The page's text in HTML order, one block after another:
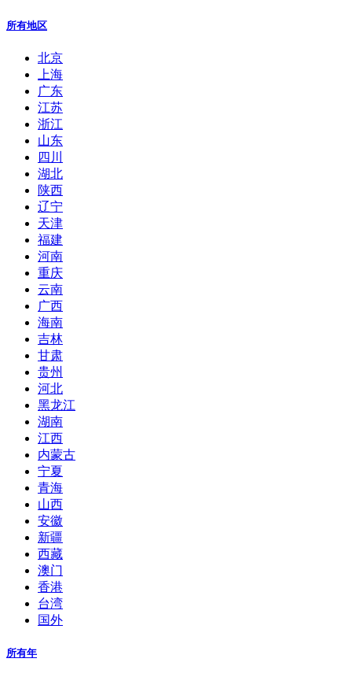
所有地区
北京
上海
广东
江苏
浙江
山东
四川
湖北
陕西
辽宁
天津
福建
河南
重庆
云南
广西
海南
吉林
甘肃
贵州
河北
黑龙江
湖南
江西
内蒙古
宁夏
青海
山西
安徽
新疆
西藏
澳门
香港
台湾
国外
所有年